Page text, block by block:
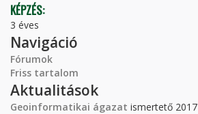
KÉPZÉS:
3 éves
Navigáció
Fórumok
Friss tartalom
Aktualitások
Geoinformatikai ágazat ismertető 2017